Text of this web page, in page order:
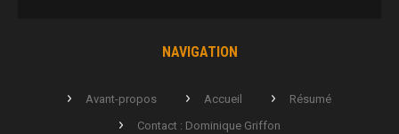
NAVIGATION
Avant-propos Accueil
Résumé
Contact : Dominique Griffon